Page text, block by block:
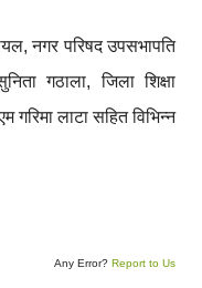
नगर परिषद उपसभापति
गठाला, जिला शिक्षा
गरिमा लाटा सहित विभिन्न
Any Error? Report to Us